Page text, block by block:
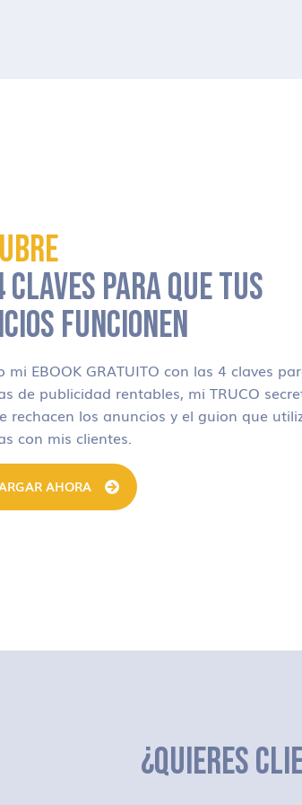
PARA QUE TUS
FUNCIONEN
mi EBOOK GRATUITO con las 4 claves
de publicidad rentables, mi TRUCO
rechacen los anuncios y el guion que
con mis clientes.
AHORA
¿QUIERES